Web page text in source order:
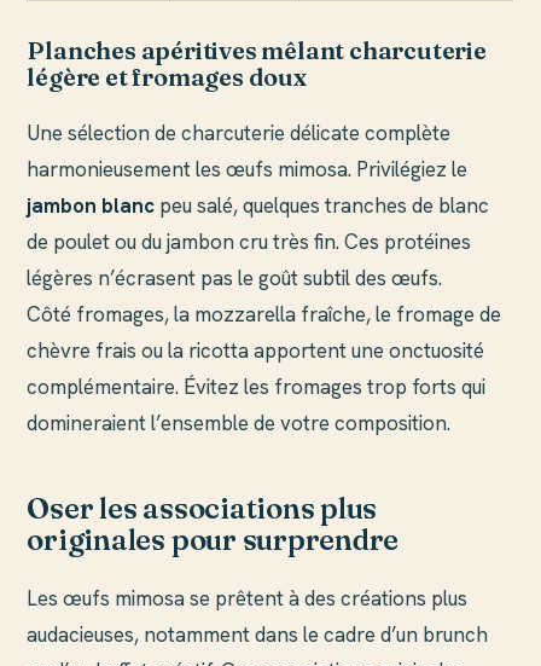
Planches apéritives mêlant charcuterie
légère et fromages doux
Une sélection de charcuterie délicate complète
harmonieusement les œufs mimosa. Privilégiez le
jambon blanc peu salé, quelques tranches de blanc
de poulet ou du jambon cru très fin. Ces protéines
légères n’écrasent pas le goût subtil des œufs.
Côté fromages, la mozzarella fraîche, le fromage de
chèvre frais ou la ricotta apportent une onctuosité
complémentaire. Évitez les fromages trop forts qui
domineraient l’ensemble de votre composition.
Oser les associations plus
originales pour surprendre
Les œufs mimosa se prêtent à des créations plus
audacieuses, notamment dans le cadre d’un brunch